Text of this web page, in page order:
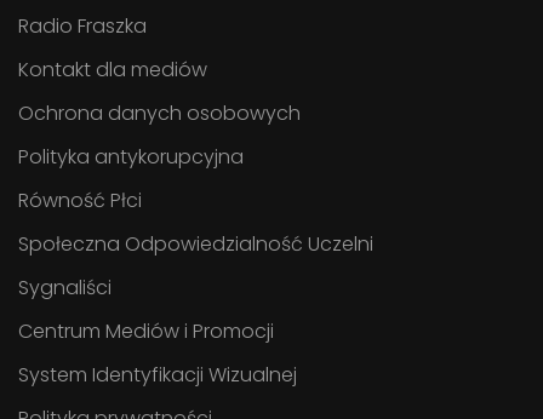
Radio Fraszka
Kontakt dla mediów
Ochrona danych osobowych
Polityka antykorupcyjna
Równość Płci
Społeczna Odpowiedzialność Uczelni
Sygnaliści
Centrum Mediów i Promocji
System Identyfikacji Wizualnej